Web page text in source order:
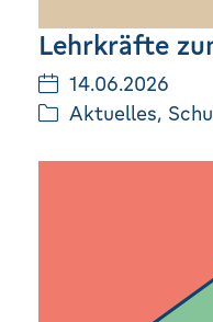
Lehrkräfte
14.06.2026
Aktuelles,